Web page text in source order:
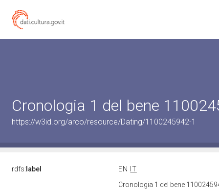
Cronologia 1 del bene
https://w3id.org/arco/resource/Dating/1100245942-1
rdfs: label EN
IT
Cronologia 1 del bene